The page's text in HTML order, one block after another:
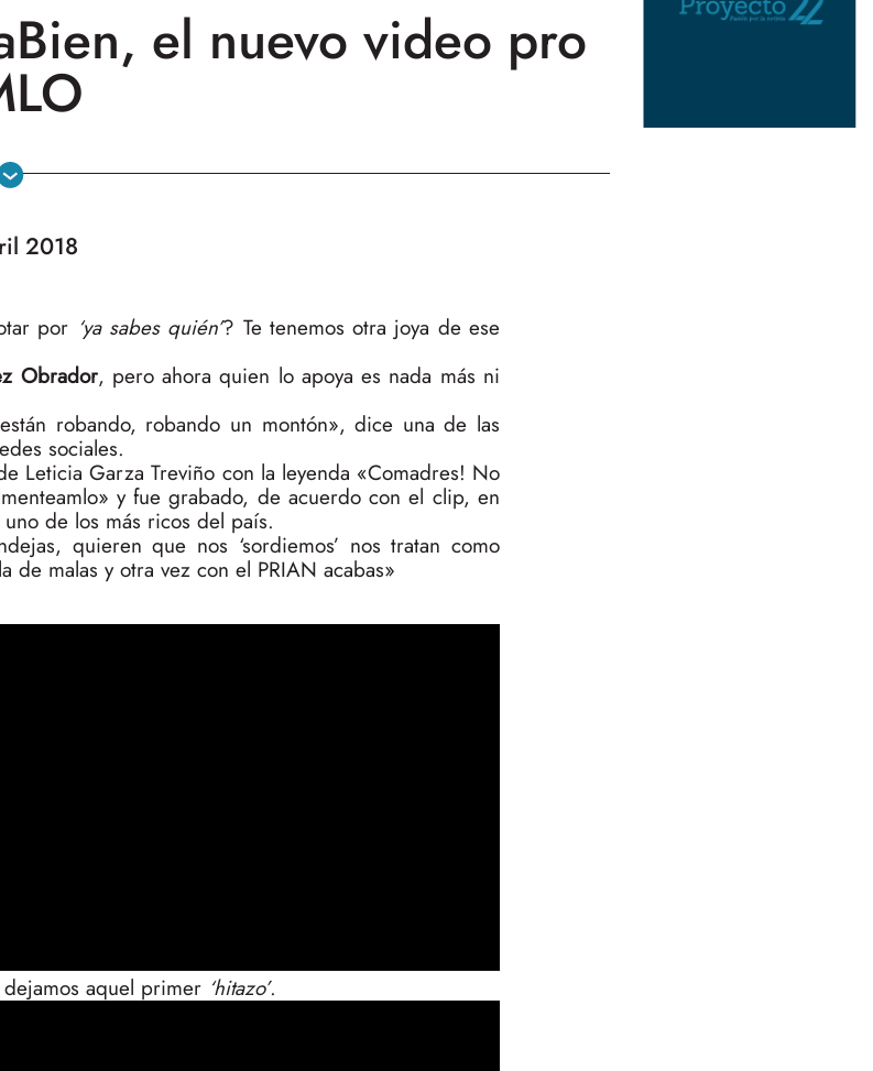
el nuevo video pro
2018
por ‘ya sabes quién’? Te tenemos otra joya de ese
Obrador, pero ahora quien lo apoya es nada más ni
robando, robando un montón», dice una de las
sociales.
Leticia Garza Treviño con la leyenda «Comadres! No
y fue grabado, de acuerdo con el clip, en
uno de los más ricos del país.
quieren que nos ‘sordiemos’ nos tratan como
malas y otra vez con el PRIAN acabas»
aquel primer ‘hitazo’.